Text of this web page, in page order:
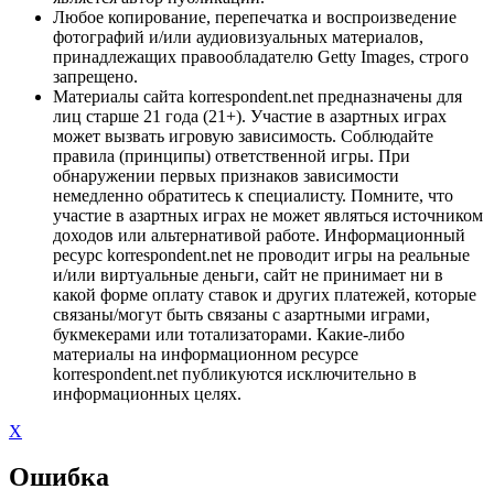
Любое копирование, перепечатка и воспроизведение
фотографий и/или аудиовизуальных материалов,
принадлежащих правообладателю Getty Images, строго
запрещено.
Материалы сайта korrespondent.net предназначены для
лиц старше 21 года (21+). Участие в азартных играх
может вызвать игровую зависимость. Соблюдайте
правила (принципы) ответственной игры. При
обнаружении первых признаков зависимости
немедленно обратитесь к специалисту. Помните, что
участие в азартных играх не может являться источником
доходов или альтернативой работе. Информационный
ресурс korrespondent.net не проводит игры на реальные
и/или виртуальные деньги, сайт не принимает ни в
какой форме оплату ставок и других платежей, которые
связаны/могут быть связаны с азартными играми,
букмекерами или тотализаторами. Какие-либо
материалы на информационном ресурсе
korrespondent.net публикуются исключительно в
информационных целях.
X
Ошибка